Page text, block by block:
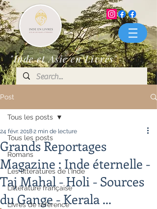
"Inde et Asie en Livres"
Post
Tous les posts
Romans
Les littératures de l'Inde
Littérature française
Livres de référence
Tous les posts
Grands Reportages
Magazine : Inde éternelle -
Taj Mahal - Holi - Sources
du Gange - Kerala ...
24 févr. 20182 min de lecture